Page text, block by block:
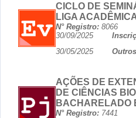
CICLO DE
LIGA
N° Registro: 8066
30/09/2025
30/05/2025
AÇÕES DE
DE CIÊNCIAS
BACHARELADO
N° Registro: 7441